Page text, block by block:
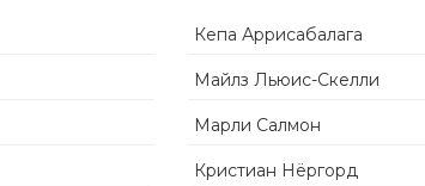
Кепа Аррисабалага
Майлз Льюис-Скелли
Марли Салмон
Кристиан Нёргорд